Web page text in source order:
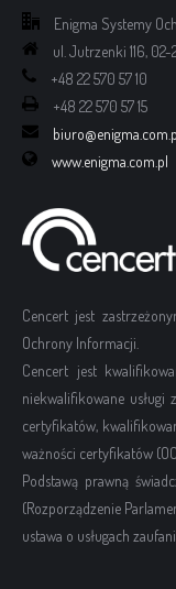
Enigma Systemy
ul. Jutrzenki 116,
+48 22 570 57 10
+48 22 570 57 15
www.enigma.com.pl
Cencert jest
Ochrony Informacji.
Cencert jest
niekwalifikowane
certyfikatów,
ważności certyfikatów
Podstawą prawną
(Rozporządzenie
ustawa o usługach